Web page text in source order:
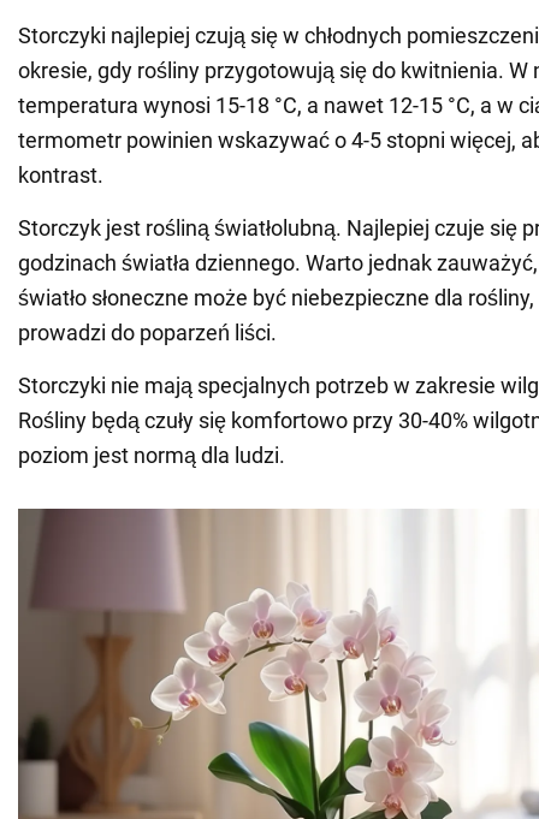
Storczyki najlepiej czują się w chłodnych
okresie, gdy rośliny przygotowują się do kwitnienia. W
temperatura wynosi 15-18 °C, a nawet 12-15 °C, a w
termometr powinien wskazywać o 4-5 stopni więcej,
kontrast.
Storczyk jest rośliną światłolubną. Najlepiej czuje się
godzinach światła dziennego. Warto jednak
światło słoneczne może być niebezpieczne dla
prowadzi do poparzeń liści.
Storczyki nie mają specjalnych potrzeb w zakresie
Rośliny będą czuły się komfortowo przy 30-40%
poziom jest normą dla ludzi.